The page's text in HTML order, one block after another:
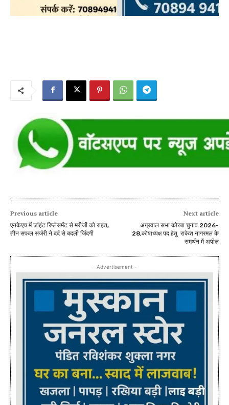
Previous article
एनकेएच में जॉइंट रिप्लेसमेंट से मरीजों को राहत,
तीन सफल सर्जरी ने दर्द से बदली जिंदगी
Next article
अग्रवाल सभा कोरबा चुनाव 2026-
28,कोषाध्यक्ष पद हेतु राकेश नागरमल के
समर्थन में अपील
- Advertisement -